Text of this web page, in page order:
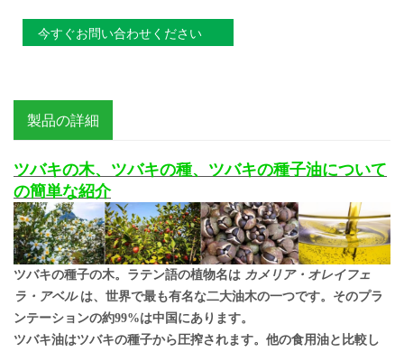
今すぐお問い合わせください
製品の詳細
ツバキの木、ツバキの種、ツバキの種子油について
の簡単な紹介
ツバキの種子の木。ラテン語の植物名は カメリア・オレイフェ
ラ・アベル は、世界で最も有名な二大油木の一つです。そのプラ
ンテーションの約99%は中国にあります。
ツバキ油はツバキの種子から圧搾されます。他の食用油と比較し